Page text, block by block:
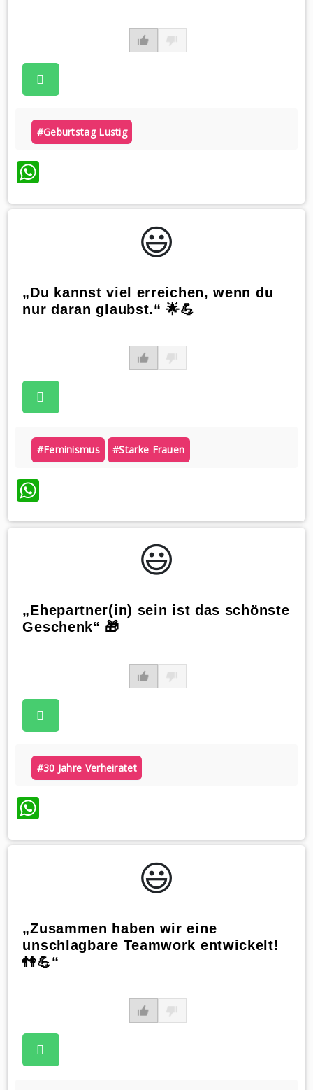
#geburtstag Lustig
WhatsApp
😃️
„Du kannst viel erreichen, wenn du
nur daran glaubst.“ 🌟💪
#feminismus #starke Frauen
WhatsApp
😃️
„Ehepartner(in) sein ist das schönste
Geschenk“ 🎁
#30 Jahre Verheiratet
WhatsApp
😃️
„Zusammen haben wir eine
unschlagbare Teamwork entwickelt!
👫💪“